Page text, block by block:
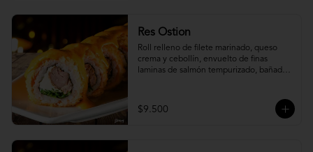
Res Ostion
Roll relleno de filete marinado, queso
crema y cebollín, envuelto de finas
laminas de salmón tempurizado, bañada
$9.500